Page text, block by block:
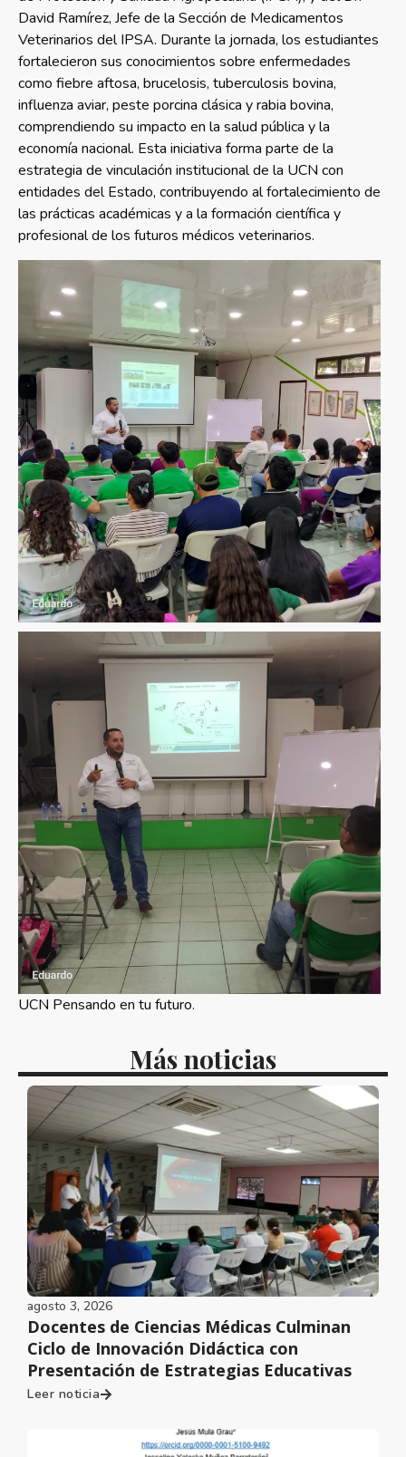
David Ramírez, Jefe de la Sección de Medicamentos
Veterinarios del IPSA. Durante la jornada, los estudiantes
fortalecieron sus conocimientos sobre enfermedades
como fiebre aftosa, brucelosis, tuberculosis bovina,
influenza aviar, peste porcina clásica y rabia bovina,
comprendiendo su impacto en la salud pública y la
economía nacional. Esta iniciativa forma parte de la
estrategia de vinculación institucional de la UCN con
entidades del Estado, contribuyendo al fortalecimiento de
las prácticas académicas y a la formación científica y
profesional de los futuros médicos veterinarios.
UCN Pensando en tu futuro.
Más noticias
agosto 3, 2026
Docentes de Ciencias Médicas Culminan
Ciclo de Innovación Didáctica con
Presentación de Estrategias Educativas
Leer noticia